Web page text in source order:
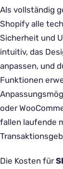
Als vollständig
Shopify alle
Sicherheit und
intuitiv, das
anpassen, und
Funktionen
oder
fallen laufende
Die Kosten für